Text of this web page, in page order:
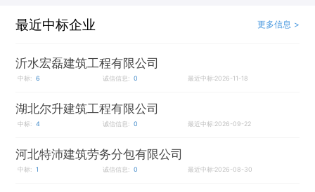
最近中标企业 更多信息 >
沂水宏磊建筑工程有限公司
中标: 6 诚信信息: 0 最近中标:2026-11-18
湖北尔升建筑工程有限公司
中标: 4 诚信信息: 0 最近中标:2026-09-22
河北特沛建筑劳务分包有限公司
中标: 1 诚信信息: 0 最近中标:2026-08-30